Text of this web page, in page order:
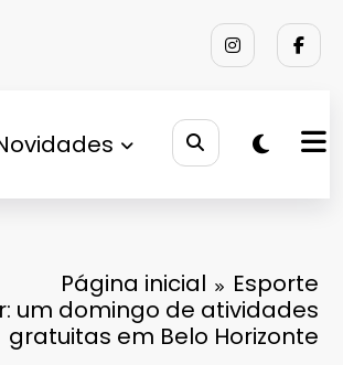
Página inicial
Esporte
um domingo de atividades
gratuitas em Belo Horizonte